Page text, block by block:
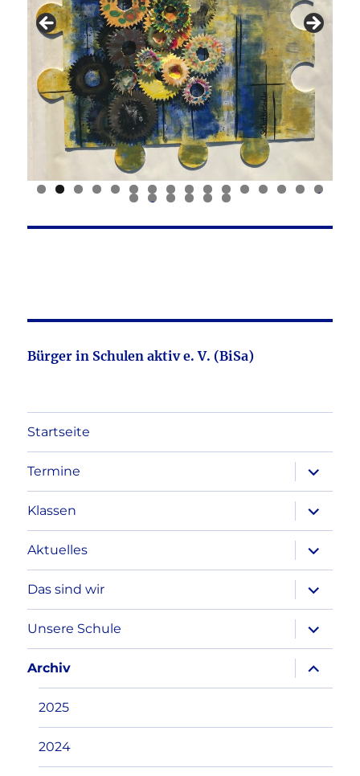
0 1 2 3 4 5 6
7 8 9 0 1 2
Bürger in Schulen aktiv e. V. (BiSa)
Startseite
Termine
öffnen
Klassen
öffnen
Aktuelles
öffnen
Das sind wir
öffnen
Unsere Schule
öffnen
Archiv
öffnen
2025
2024